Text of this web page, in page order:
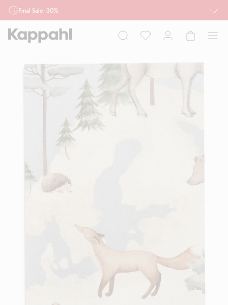
Final Sale -30%
działu outlet do 10.8 w sklepach Kappahl i Newbie oraz na kappahl.com. Ofert
nie łączymy
Niemowlę
Newbie